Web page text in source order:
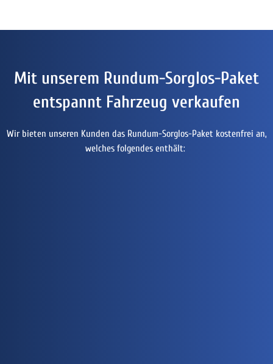
Mit unserem Rundum-Sorglos-Paket
entspannt Fahrzeug verkaufen
Wir bieten unseren Kunden das Rundum-Sorglos-Paket kostenfrei an,
welches folgendes enthält: